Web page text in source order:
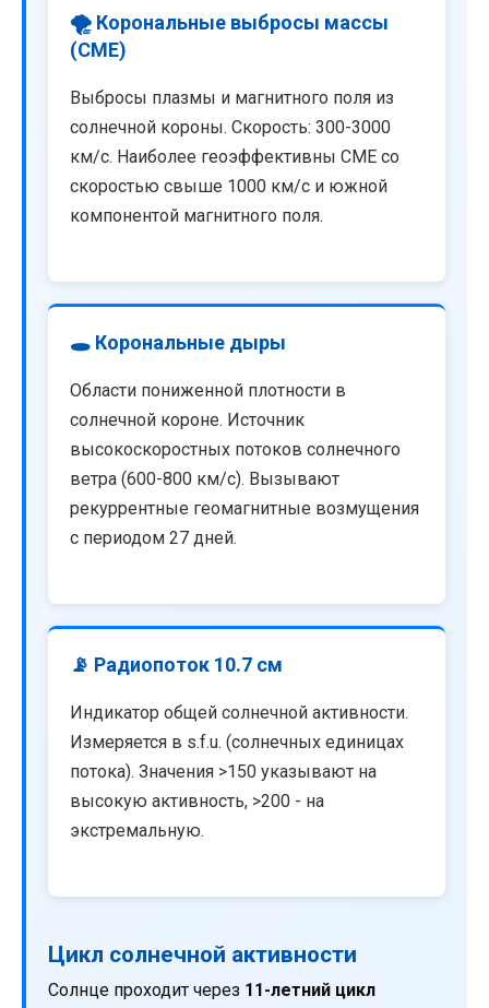
🌪️ Корональные выбросы массы
(CME)
Выбросы плазмы и магнитного поля из
солнечной короны. Скорость: 300-3000
км/с. Наиболее геоэффективны CME со
скоростью свыше 1000 км/с и южной
компонентой магнитного поля.
🕳️ Корональные дыры
Области пониженной плотности в
солнечной короне. Источник
высокоскоростных потоков солнечного
ветра (600-800 км/с). Вызывают
рекуррентные геомагнитные возмущения
с периодом 27 дней.
📡 Радиопоток 10.7 см
Индикатор общей солнечной активности.
Измеряется в s.f.u. (солнечных единицах
потока). Значения >150 указывают на
высокую активность, >200 - на
экстремальную.
Цикл солнечной активности
Солнце проходит через 11-летний цикл